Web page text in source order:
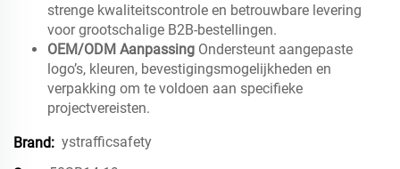
strenge kwaliteitscontrole en betrouwbare levering
voor grootschalige B2B-bestellingen.
OEM/ODM Aanpassing Ondersteunt aangepaste
logo’s, kleuren, bevestigingsmogelijkheden en
verpakking om te voldoen aan specifieke
projectvereisten.
Brand: ystrafficsafety